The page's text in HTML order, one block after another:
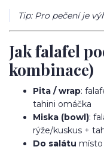
Tip: Pro pečení je
Jak falafel
kombinace)
Pita / wrap:
tahini omáčka
Miska (bowl):
rýže/kuskus +
Do salátu místo